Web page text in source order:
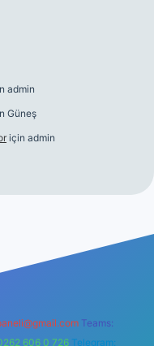
admin
Güneş
için admin
Teams:
606 0 726 Telegram: